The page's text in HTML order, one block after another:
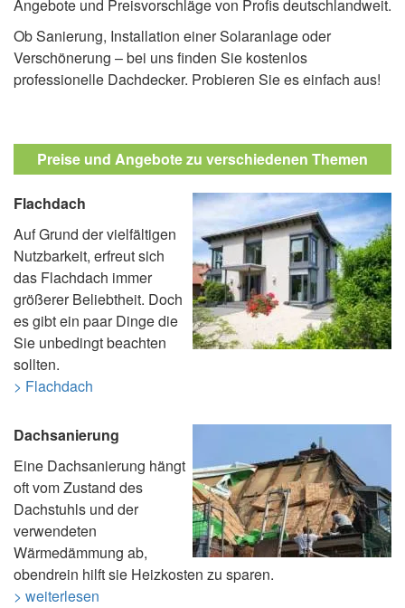
Angebote und Preisvorschläge von Profis deutschlandweit.
Ob Sanierung, Installation einer Solaranlage oder
Verschönerung – bei uns finden Sie kostenlos
professionelle Dachdecker. Probieren Sie es einfach aus!
Preise und Angebote zu verschiedenen Themen
Flachdach
Auf Grund der vielfältigen
Nutzbarkeit, erfreut sich
das Flachdach immer
größerer Beliebtheit. Doch
es gibt ein paar Dinge die
Sie unbedingt beachten
sollten.
> Flachdach
Dachsanierung
Eine Dachsanierung hängt
oft vom Zustand des
Dachstuhls und der
verwendeten
Wärmedämmung ab,
obendrein hilft sie Heizkosten zu sparen.
> weiterlesen